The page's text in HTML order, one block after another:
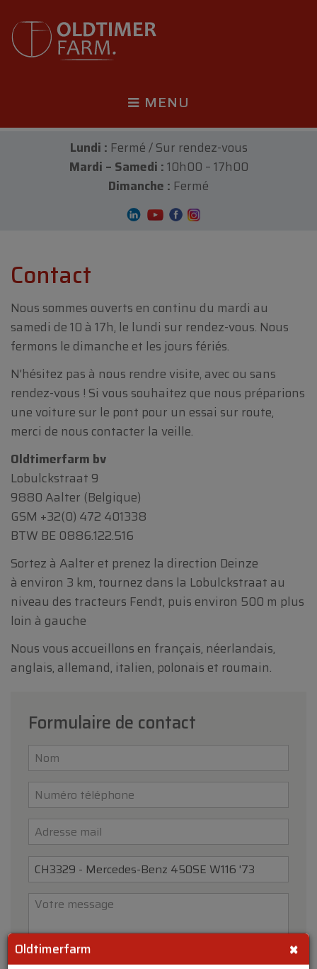
MENU
Lundi : Fermé / Sur rendez-vous
Mardi – Samedi :10h00 – 17h00
Dimanche : Fermé
Contact
Nous sommes ouverts en continu du mardi au
samedi de 10 à 17h, le lundi sur rendez-vous. Nous
fermons le dimanche et les jours fériés.
N'hésitez pas à nous rendre visite, avec ou sans
rendez-vous ! Si vous souhaitez que nous préparions
une voiture sur le pont pour un essai sur route,
merci de nous contacter la veille.
Oldtimerfarm bv
Lobulckstraat 9
9880 Aalter (Belgique)
GSM +32(0) 472 401338
BTW BE 0886.122.516
Sortez à Aalter et prenez la direction Deinze
à environ 3 km, tournez dans la Lobulckstraat au
niveau des tracteurs Fendt, puis environ 500 m plus
loin à gauche
Nous vous accueillons en français, néerlandais,
anglais, allemand, italien, polonais et roumain.
Formulaire de contact
×
Oldtimerfarm